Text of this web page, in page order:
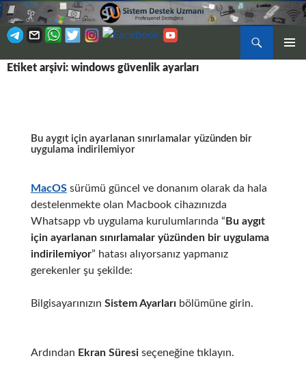
Ara
İÇERIĞE
Etiket arşivi: windows güvenlik ayarları
Bu aygıt için ayarlanan sınırlamalar yüzünden bir
uygulama indirilemiyor
MacOSsürümü güncel ve donanım olarak da hala
destelenmekte olan Macbook cihazınızda
Whatsapp vb uygulama kurulumlarında “ Bu aygıt
için ayarlanan sınırlamalar yüzünden bir uygulama
indirilemiyor” hatası alıyorsanız yapmanız
gerekenler şu şekilde:
Bilgisayarınızın Sistem Ayarları bölümüne girin.
Ardından Ekran Süresiseçeneğine tıklayın.